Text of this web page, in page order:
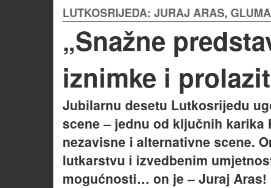
LUTKOSRIJEDA: JURAJ ARAS,
„Snažne
iznimke i
Jubilarnu desetu Lutkosrijedu
scene – jednu od ključnih karika
nezavisne i alternativne scene.
lutkarstvu i izvedbenim
mogućnosti… on je – Juraj Aras!